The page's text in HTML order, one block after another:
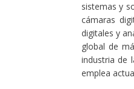
sistemas y
cámaras
digitales y
global de
industria de
emplea